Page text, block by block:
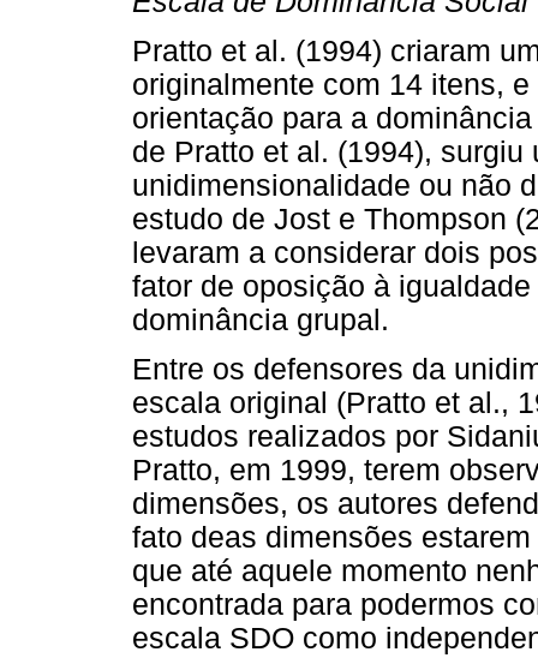
Pratto et al. (1994) criaram
originalmente com 14 itens,
orientação para a
de Pratto et al. (1994),
unidimensionalidade ou não
estudo de Jost e Thompson
levaram a considerar dois
fator de oposição à
dominância grupal.
Entre os defensores da
escala original (Pratto et al.,
estudos realizados por
Pratto, em 1999, terem
dimensões, os autores
fato deas dimensões
que até aquele momento
encontrada para podermos
escala SDO como